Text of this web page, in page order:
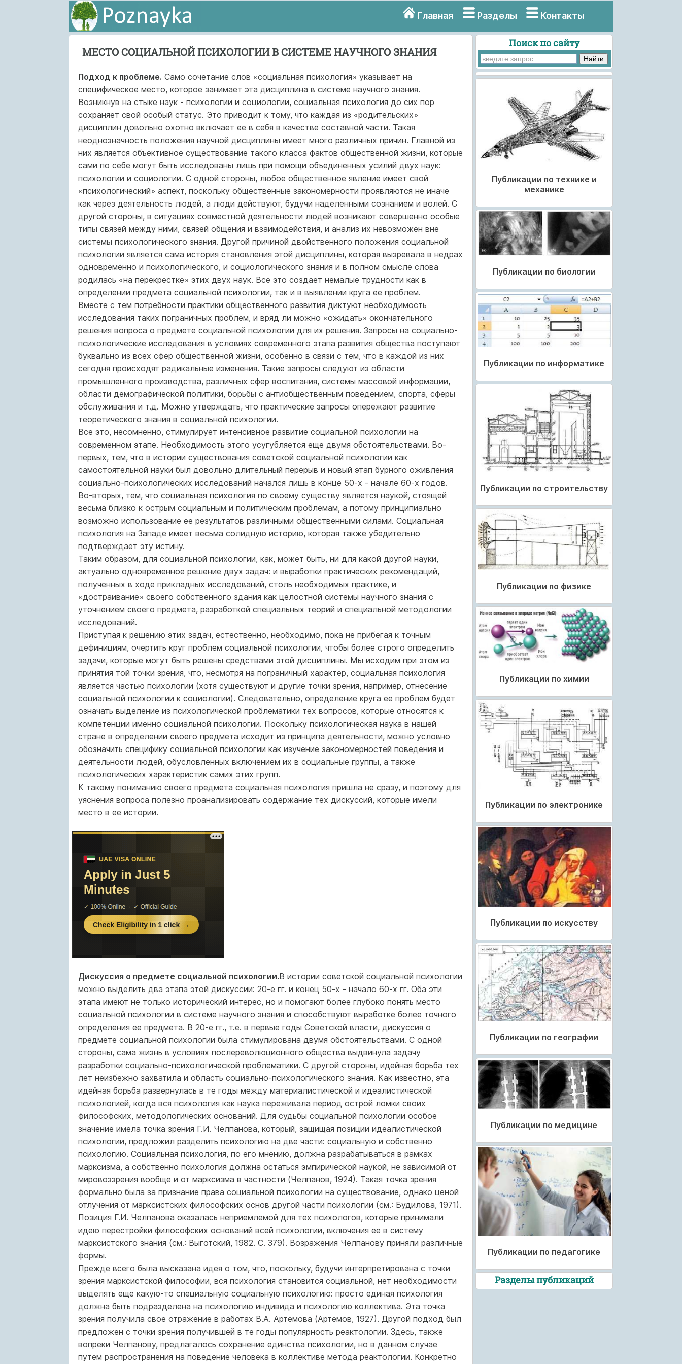
Главная Разделы Контакты
МЕСТО СОЦИАЛЬНОЙ ПСИХОЛОГИИ В СИСТЕМЕ НАУЧНОГО ЗНАНИЯ
Подход к проблеме. Само сочетание слов «социальная психология» указывает на
специфическое место, которое занимает эта дисциплина в системе научного знания.
Возникнув на стыке наук - психологии и социологии, социальная психология до сих пор
сохраняет свой особый статус. Это приводит к тому, что каждая из «родительских»
дисциплин довольно охотно включает ее в себя в качестве составной части. Такая
неоднозначность положения научной дисциплины имеет много различных причин. Главной из
них является объективное существование такого класса фактов общественной жизни, которые
сами по себе могут быть исследованы лишь при помощи объединенных усилий двух наук:
психологии и социологии. С одной стороны, любое общественное явление имеет свой
«психологический» аспект, поскольку общественные закономерности проявляются не иначе
как через деятельность людей, а люди действуют, будучи наделенными сознанием и волей. С
другой стороны, в ситуациях совместной деятельности людей возникают совершенно особые
типы связей между ними, связей общения и взаимодействия, и анализ их невозможен вне
системы психологического знания. Другой причиной двойственного положения социальной
психологии является сама история становления этой дисциплины, которая вызревала в недрах
одновременно и психологического, и социологического знания и в полном смысле слова
родилась «на перекрестке» этих двух наук. Все это создает немалые трудности как в
определении предмета социальной психологии, так и в выявлении круга ее проблем.
Вместе с тем потребности практики общественного развития диктуют необходимость
исследования таких пограничных проблем, и вряд ли можно «ожидать» окончательного
решения вопроса о предмете социальной психологии для их решения. Запросы на социально-
психологические исследования в условиях современного этапа развития общества поступают
буквально из всех сфер общественной жизни, особенно в связи с тем, что в каждой из них
сегодня происходят радикальные изменения. Такие запросы следуют из области
промышленного производства, различных сфер воспитания, системы массовой информации,
области демографической политики, борьбы с антиобщественным поведением, спорта, сферы
обслуживания и т.д. Можно утверждать, что практические запросы опережают развитие
теоретического знания в социальной психологии.
Все это, несомненно, стимулирует интенсивное развитие социальной психологии на
современном этапе. Необходимость этого усугубляется еще двумя обстоятельствами. Во-
первых, тем, что в истории существования советской социальной психологии как
самостоятельной науки был довольно длительный перерыв и новый этап бурного оживления
социально-психологических исследований начался лишь в конце 50-х - начале 60-х годов.
Во-вторых, тем, что социальная психология по своему существу является наукой, стоящей
весьма близко к острым социальным и политическим проблемам, а потому принципиально
возможно использование ее результатов различными общественными силами. Социальная
психология на Западе имеет весьма солидную историю, которая также убедительно
подтверждает эту истину.
Таким образом, для социальной психологии, как, может быть, ни для какой другой науки,
актуально одновременное решение двух задач: и выработки практических рекомендаций,
полученных в ходе прикладных исследований, столь необходимых практике, и
«достраивание» своего собственного здания как целостной системы научного знания с
уточнением своего предмета, разработкой специальных теорий и специальной методологии
исследований.
Приступая к решению этих задач, естественно, необходимо, пока не прибегая к точным
дефинициям, очертить круг проблем социальной психологии, чтобы более строго определить
задачи, которые могут быть решены средствами этой дисциплины. Мы исходим при этом из
принятия той точки зрения, что, несмотря на пограничный характер, социальная психология
является частью психологии (хотя существуют и другие точки зрения, например, отнесение
социальной психологии к социологии). Следовательно, определение круга ее проблем будет
означать выделение из психологической проблематики тех вопросов, которые относятся к
компетенции именно социальной психологии. Поскольку психологическая наука в нашей
стране в определении своего предмета исходит из принципа деятельности, можно условно
обозначить специфику социальной психологии как изучение закономерностей поведения и
деятельности людей, обусловленных включением их в социальные группы, а также
психологических характеристик самих этих групп.
К такому пониманию своего предмета социальная психология пришла не сразу, и поэтому для
уяснения вопроса полезно проанализировать содержание тех дискуссий, которые имели
место в ее истории.
Дискуссия о предмете социальной психологии.В истории советской социальной психологии
можно выделить два этапа этой дискуссии: 20-е гг. и конец 50-х - начало 60-х гг. Оба эти
этапа имеют не только исторический интерес, но и помогают более глубоко понять место
социальной психологии в системе научного знания и способствуют выработке более точного
определения ее предмета. В 20-е гг., т.е. в первые годы Советской власти, дискуссия о
предмете социальной психологии была стимулирована двумя обстоятельствами. С одной
стороны, сама жизнь в условиях послереволюционного общества выдвинула задачу
разработки социально-психологической проблематики. С другой стороны, идейная борьба тех
лет неизбежно захватила и область социально-психологического знания. Как известно, эта
идейная борьба развернулась в те годы между материалистической и идеалистической
психологией, когда вся психология как наука переживала период острой ломки своих
философских, методологических оснований. Для судьбы социальной психологии особое
значение имела точка зрения Г.И. Челпанова, который, защищая позиции идеалистической
психологии, предложил разделить психологию на две части: социальную и собственно
психологию. Социальная психология, по его мнению, должна разрабатываться в рамках
марксизма, а собственно психология должна остаться эмпирической наукой, не зависимой от
мировоззрения вообще и от марксизма в частности (Челпанов, 1924). Такая точка зрения
формально была за признание права социальной психологии на существование, однако ценой
отлучения от марксистских философских основ другой части психологии (см.: Будилова, 1971).
Позиция Г.И. Челпанова оказалась неприемлемой для тех психологов, которые принимали
идею перестройки философских оснований всей психологии, включения ее в систему
марксистского знания (см.: Выготский, 1982. С. 379). Возражения Челпанову приняли различные
формы.
Прежде всего была высказана идея о том, что, поскольку, будучи интерпретирована с точки
зрения марксистской философии, вся психология становится социальной, нет необходимости
выделять еще какую-то специальную социальную психологию: просто единая психология
должна быть подразделена на психологию индивида и психологию коллектива. Эта точка
зрения получила свое отражение в работах В.А. Артемова (Артемов, 1927). Другой подход был
предложен с точки зрения получившей в те годы популярность реактологии. Здесь, также
вопреки Челпанову, предлагалось сохранение единства психологии, но в данном случае
путем распространения на поведение человека в коллективе метода реактологии. Конкретно
Поиск по сайту
Публикации по технике и
механике
Публикации по биологии
Публикации по информатике
Публикации по строительству
Публикации по физике
Публикации по химии
Публикации по электронике
Публикации по искусству
Публикации по географии
Публикации по медицине
Публикации по педагогике
Разделы публикаций